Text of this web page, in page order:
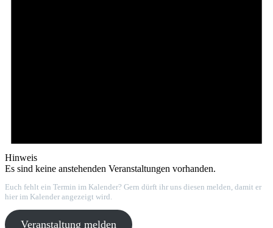
Hinweis
Es sind keine anstehenden Veranstaltungen vorhanden.
Euch fehlt ein Termin im Kalender? Gern dürft ihr uns diesen melden, damit er
hier im Kalender angezeigt wird.
Veranstaltung melden